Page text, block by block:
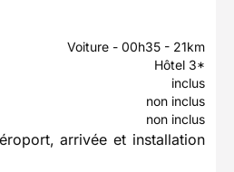
Voiture - 00h35 - 21km
Hôtel 3*
inclus
non inclus
non inclus
arrivée et installation